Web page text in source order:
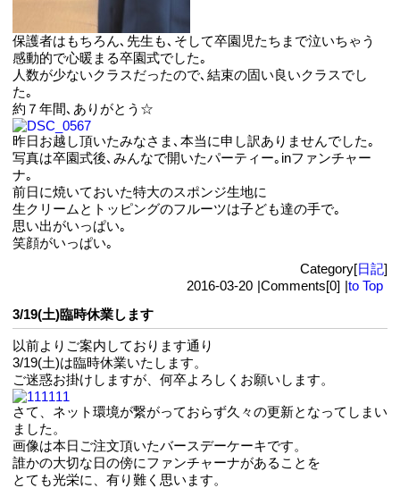
保護者はもちろん､先生も､そして卒園児たちまで泣いちゃう
感動的で心暖まる卒園式でした｡
人数が少ないクラスだったので､結束の固い良いクラスでし
た｡
約７年間､ありがとう☆
昨日お越し頂いたみなさま､本当に申し訳ありませんでした｡
写真は卒園式後､みんなで開いたパーティー｡inファンチャー
ナ｡
前日に焼いておいた特大のスポンジ生地に
生クリームとトッピングのフルーツは子ども達の手で｡
思い出がいっぱい｡
笑顔がいっぱい｡
Category[日記]
2016-03-20 |Comments[0] |to Top
3/19(土)臨時休業します
以前よりご案内しております通り
3/19(土)は臨時休業いたします。
ご迷惑お掛けしますが、何卒よろしくお願いします。
さて、ネット環境が繋がっておらず久々の更新となってしまい
ました。
画像は本日ご注文頂いたバースデーケーキです。
誰かの大切な日の傍にファンチャーナがあることを
とても光栄に、有り難く思います。